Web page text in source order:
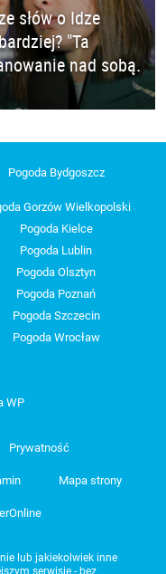
słów o Idze
"Ta
nad sobą.
Pogoda Bydgoszcz
Gorzów Wielkopolski
Pogoda Kielce
Pogoda Lublin
Pogoda Olsztyn
Pogoda Poznań
Pogoda Szczecin
Pogoda Wrocław
WP
Prywatność
Mapa strony
lub jakiekolwiek inne
serwisie - bez